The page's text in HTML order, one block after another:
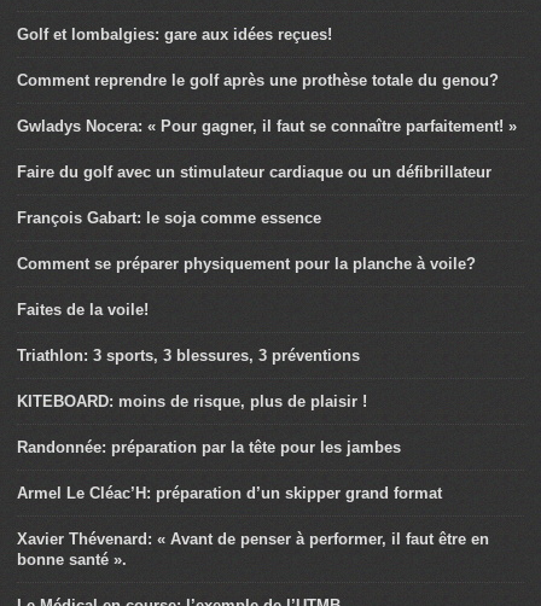
Golf et lombalgies: gare aux idées reçues!
Comment reprendre le golf après une prothèse totale du genou?
Gwladys Nocera: « Pour gagner, il faut se connaître parfaitement! »
Faire du golf avec un stimulateur cardiaque ou un défibrillateur
François Gabart: le soja comme essence
Comment se préparer physiquement pour la planche à voile?
Faites de la voile!
Triathlon: 3 sports, 3 blessures, 3 préventions
KITEBOARD: moins de risque, plus de plaisir !
Randonnée: préparation par la tête pour les jambes
Armel Le Cléac’H: préparation d’un skipper grand format
Xavier Thévenard: « Avant de penser à performer, il faut être en
bonne santé ».